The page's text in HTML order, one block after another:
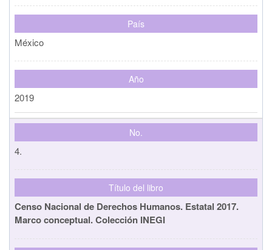
País
México
Año
2019
No.
4.
Título del libro
Censo Nacional de Derechos Humanos. Estatal 2017.
Marco conceptual. Colección INEGI